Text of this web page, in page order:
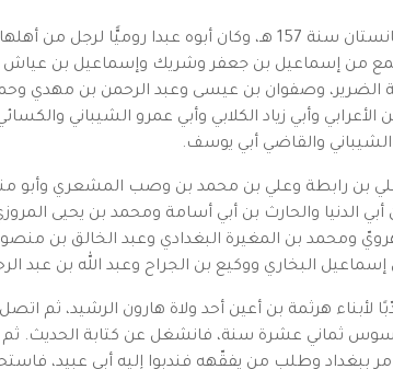
ولد القاسم بن سلام بن عبد الله في مدينة هرات بأفغانستان سنة
فارتحل إلى العراق، نحو سنة 176 هـ، فسمع من إسماعيل بن جعفر
الضرير، وصفوان بن عيسى وعبد الرحمن بن مهدي
وأبي زياد الكلابي وأبي عمرو الشيباني
والقاضي أبي يوسف.
بن رابطة وعلي بن محمد بن وصب المشعري وأبو
الدنيا والحارث بن أبي أسامة ومحمد بن يحيى
ومحمد بن المغيرة البغدادي وعبد الخالق بن منصور
البخاري ووكيع بن الجراح وعبد الله بن عبد
نحو سنة 191 هـ حيث عمل مُؤدّبًا لأبناء هرثمة بن أعين أحد ولاة
ببغداد وطلب من يفقّهه فندبوا إليه أبي عبيد،